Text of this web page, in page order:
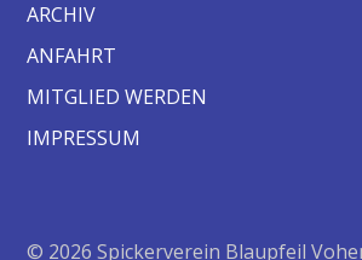
ARCHIV
ANFAHRT
MITGLIED WERDEN
IMPRESSUM
© 2026 Spickerverein Blaupfeil